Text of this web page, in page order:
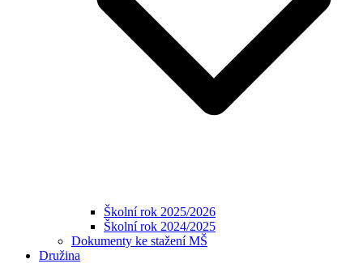
Školní rok 2025/2026
Školní rok 2024/2025
Dokumenty ke stažení MŠ
Družina